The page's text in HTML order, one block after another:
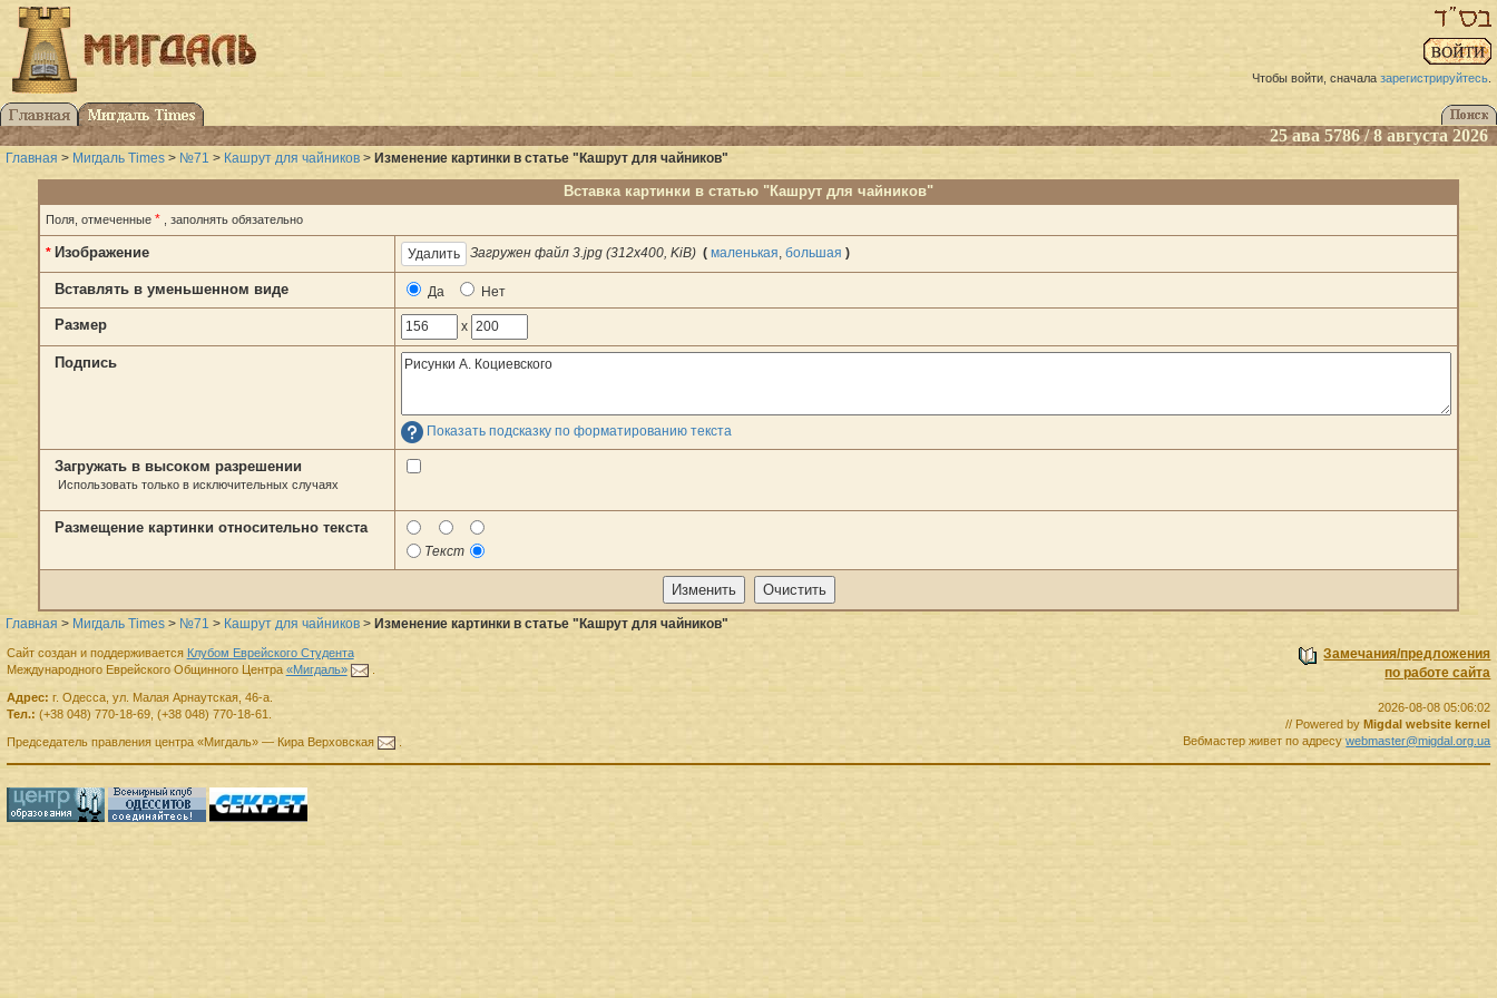
Чтобы войти, сначала зарегистрируйтесь.
25 ава 5786 / 8 августа 2026
Главная > Мигдаль Times > №71 > Кашрут для чайников > Изменение картинки в статье "Кашрут для чайников"
Вставка картинки в статью "Кашрут для чайников"
Поля, отмеченные * , заполнять обязательно
* Изображение Загружен файл 3.jpg (312x400, KiB) ( маленькая, большая )
Вставлять в уменьшенном виде Да Нет
Размер x
Подпись
Показать подсказку по форматированию текста
Загружать в высоком разрешении
Использовать только в исключительных случаях
Размещение картинки относительно текста
Текст
Главная > Мигдаль Times > №71 > Кашрут для чайников > Изменение картинки в статье "Кашрут для чайников"
Замечания/предложения
по работе сайта
2026-08-08 05:06:02
// Powered byMigdal website kernel
Вебмастер живет по адресуwebmaster@migdal.org.ua
Сайт создан и поддерживается Клубом Еврейского Студента
Международного Еврейского Общинного Центра «Мигдаль» .
Адрес: г. Одесса, ул. Малая Арнаутская, 46-а.
Тел.: (+38 048) 770-18-69, (+38 048) 770-18-61
Председатель правленияцентра «Мигдаль»— Кира Верховская .